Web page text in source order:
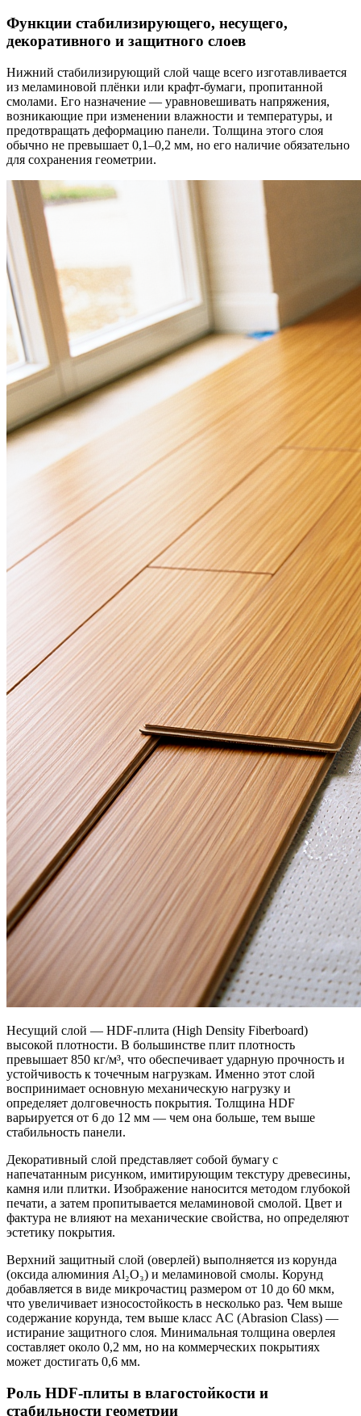
Функции стабилизирующего, несущего,
декоративного и защитного слоев
Нижний стабилизирующий слой чаще всего изготавливается
из меламиновой плёнки или крафт-бумаги, пропитанной
смолами. Его назначение — уравновешивать напряжения,
возникающие при изменении влажности и температуры, и
предотвращать деформацию панели. Толщина этого слоя
обычно не превышает 0,1–0,2 мм, но его наличие обязательно
для сохранения геометрии.
Несущий слой — HDF-плита (High Density Fiberboard)
высокой плотности. В большинстве плит плотность
превышает 850 кг/м³, что обеспечивает ударную прочность и
устойчивость к точечным нагрузкам. Именно этот слой
воспринимает основную механическую нагрузку и
определяет долговечность покрытия. Толщина HDF
варьируется от 6 до 12 мм — чем она больше, тем выше
стабильность панели.
Декоративный слой представляет собой бумагу с
напечатанным рисунком, имитирующим текстуру древесины,
камня или плитки. Изображение наносится методом глубокой
печати, а затем пропитывается меламиновой смолой. Цвет и
фактура не влияют на механические свойства, но определяют
эстетику покрытия.
Верхний защитный слой (оверлей) выполняется из корунда
(оксида алюминия Al₂O₃) и меламиновой смолы. Корунд
добавляется в виде микрочастиц размером от 10 до 60 мкм,
что увеличивает износостойкость в несколько раз. Чем выше
содержание корунда, тем выше класс AC (Abrasion Class) —
истирание защитного слоя. Минимальная толщина оверлея
составляет около 0,2 мм, но на коммерческих покрытиях
может достигать 0,6 мм.
Роль HDF-плиты в влагостойкости и
стабильности геометрии